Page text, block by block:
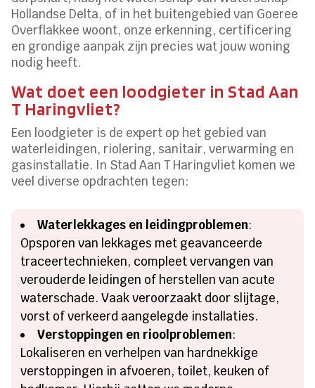
Hollandse Delta, of in het buitengebied van Goeree
Overflakkee woont, onze erkenning, certificering
en grondige aanpak zijn precies wat jouw woning
nodig heeft.
Wat doet een loodgieter in Stad Aan
T Haringvliet?
Een loodgieter is de expert op het gebied van
waterleidingen, riolering, sanitair, verwarming en
gasinstallatie. In Stad Aan T Haringvliet komen we
veel diverse opdrachten tegen:
Waterlekkages en leidingproblemen:
Opsporen van lekkages met geavanceerde
traceertechnieken, compleet vervangen van
verouderde leidingen of herstellen van acute
waterschade. Vaak veroorzaakt door slijtage,
vorst of verkeerd aangelegde installaties.
Verstoppingen en rioolproblemen:
Lokaliseren en verhelpen van hardnekkige
verstoppingen in afvoeren, toilet, keuken of